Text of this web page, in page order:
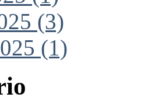
(3)
(1)